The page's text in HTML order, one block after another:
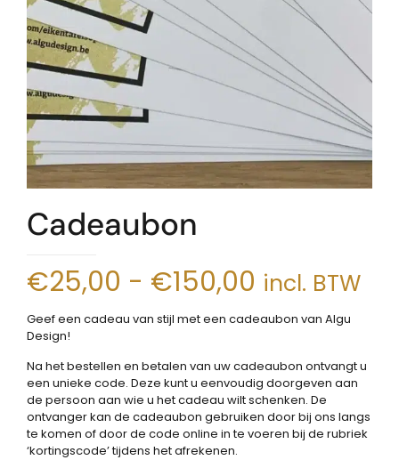
Cadeaubon
€25,00 - €150,00 Prijsklasse:
€25,00
tot
€150,00
incl. BTW
Geef een cadeau van stijl met een cadeaubon van Algu
Design!
Na het bestellen en betalen van uw cadeaubon ontvangt u
een unieke code. Deze kunt u eenvoudig doorgeven aan
de persoon aan wie u het cadeau wilt schenken. De
ontvanger kan de cadeaubon gebruiken door bij ons langs
te komen of door de code online in te voeren bij de rubriek
‘kortingscode’ tijdens het afrekenen.